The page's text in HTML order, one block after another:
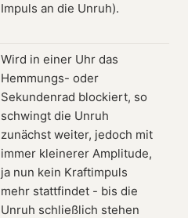
Impuls an die Unruh).
Wird in einer Uhr das
Hemmungs- oder
Sekundenrad blockiert, so
schwingt die Unruh
zunächst weiter, jedoch mit
immer kleinerer Amplitude,
ja nun kein Kraftimpuls
mehr stattfindet - bis die
Unruh schließlich stehen